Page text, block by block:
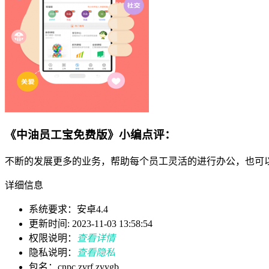
《中油员工宝免费版》小编点评：
不断的发展更多的业务，帮助每个员工灵活的进行办公，也可
详细信息
系统要求：安卓4.4
更新时间: 2023-11-03 13:58:54
权限说明：
查看详情
隐私说明：
查看隐私